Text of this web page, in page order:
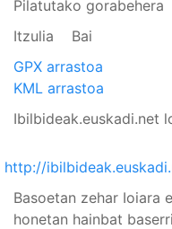
Pilatutako gorabehera
Itzulia
Bai
GPX arrastoa
KML arrastoa
Ibilbideak.euskadi.net
http://
Basoetan zehar Ioiara
honetan hainbat